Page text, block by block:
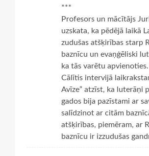
***
Profesors un mācītājs
uzskata, ka pēdējā laikā
zudušas atšķirības starp
baznīcu un evaņģēliski
ka tās varētu apvienoties.
Cālītis intervijā
Avīze” atzīst, ka luterāņi
gados bija pazīstami ar
salīdzinot ar citām
atšķirības, piemēram, ar
baznīcu ir izzudušas